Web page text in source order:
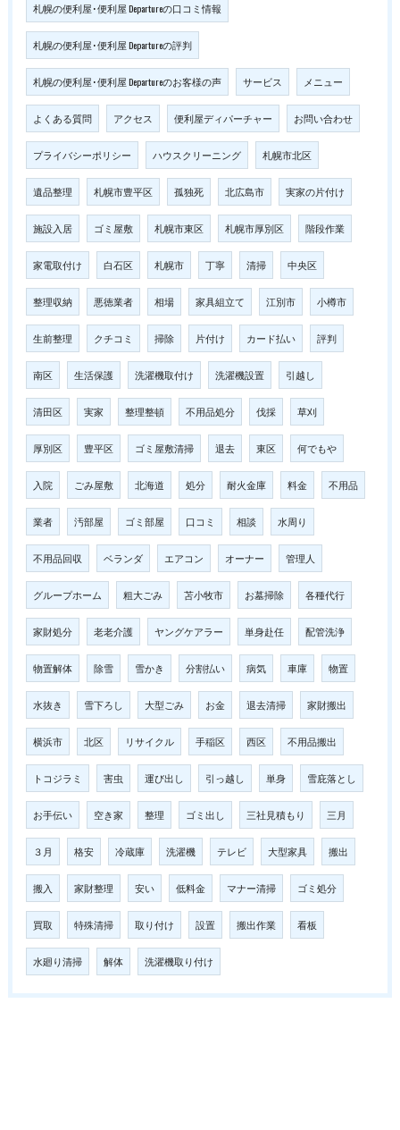
札幌の便利屋･便利屋 Departureの口コミ情報
札幌の便利屋･便利屋 Departureの評判
札幌の便利屋･便利屋 Departureのお客様の声 サービス メニュー
よくある質問 アクセス 便利屋ディパーチャー お問い合わせ
プライバシーポリシー ハウスクリーニング 札幌市北区
遺品整理 札幌市豊平区 孤独死 北広島市 実家の片付け
施設入居 ゴミ屋敷 札幌市東区 札幌市厚別区 階段作業
家電取付け 白石区 札幌市 丁寧 清掃 中央区
整理収納 悪徳業者 相場 家具組立て 江別市 小樽市
生前整理 クチコミ 掃除 片付け カード払い 評判
南区 生活保護 洗濯機取付け 洗濯機設置 引越し
清田区 実家 整理整頓 不用品処分 伐採 草刈
厚別区 豊平区 ゴミ屋敷清掃 退去 東区 何でもや
入院 ごみ屋敷 北海道 処分 耐火金庫 料金 不用品
業者 汚部屋 ゴミ部屋 口コミ 相談 水周り
不用品回収 ベランダ エアコン オーナー 管理人
グループホーム 粗大ごみ 苫小牧市 お墓掃除 各種代行
家財処分 老老介護 ヤングケアラー 単身赴任 配管洗浄
物置解体 除雪 雪かき 分割払い 病気 車庫 物置
水抜き 雪下ろし 大型ごみ お金 退去清掃 家財搬出
横浜市 北区 リサイクル 手稲区 西区 不用品搬出
トコジラミ 害虫 運び出し 引っ越し 単身 雪庇落とし
お手伝い 空き家 整理 ゴミ出し 三社見積もり 三月
３月 格安 冷蔵庫 洗濯機 テレビ 大型家具 搬出
搬入 家財整理 安い 低料金 マナー清掃 ゴミ処分
買取 特殊清掃 取り付け 設置 搬出作業 看板
水廻り清掃 解体 洗濯機取り付け